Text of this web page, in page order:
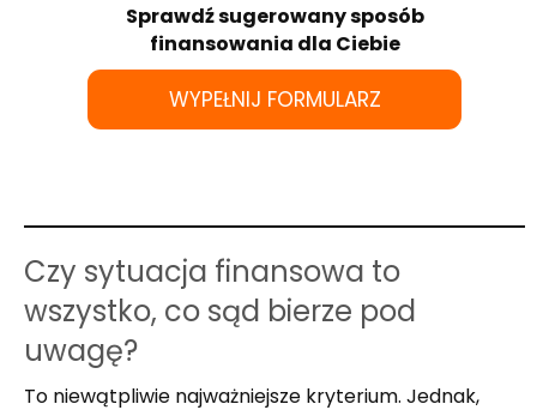
Sprawdź sugerowany sposób
finansowania dla Ciebie
WYPEŁNIJ FORMULARZ
Czy sytuacja finansowa to
wszystko, co sąd bierze pod
uwagę?
To niewątpliwie najważniejsze kryterium. Jednak,